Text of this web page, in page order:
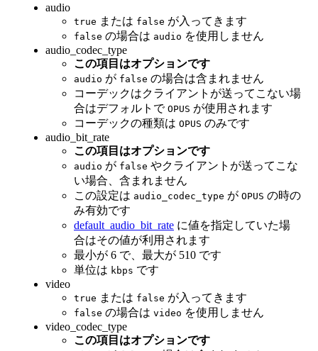
audio
true または false が入ってきます
false の場合は audio を使用しません
audio_codec_type
この項目はオプションです
audio が false の場合は含まれません
コーデックはクライアントが送ってこない場
合はデフォルトで OPUS が使用されます
コーデックの種類は OPUS のみです
audio_bit_rate
この項目はオプションです
audio が false やクライアントが送ってこな
い場合、含まれません
この設定は audio_codec_type が OPUS の時の
み有効です
default_audio_bit_rate に値を指定していた場
合はその値が利用されます
最小が 6 で、最大が 510 です
単位は kbps です
video
true または false が入ってきます
false の場合は video を使用しません
video_codec_type
この項目はオプションです